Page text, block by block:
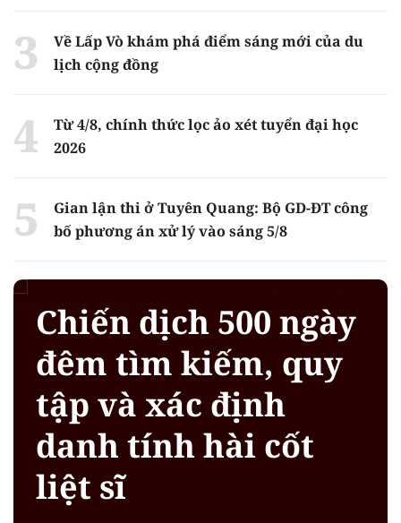
Về Lấp Vò khám phá điểm sáng mới của du
lịch cộng đồng
Từ 4/8, chính thức lọc ảo xét tuyển đại học
2026
Gian lận thi ở Tuyên Quang: Bộ GD-ĐT công
bố phương án xử lý vào sáng 5/8
Chiến dịch 500 ngày
đêm tìm kiếm, quy
tập và xác định
danh tính hài cốt
liệt sĩ